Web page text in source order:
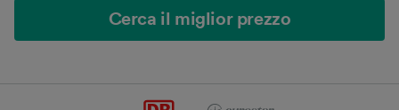
Cerca il miglior prezzo